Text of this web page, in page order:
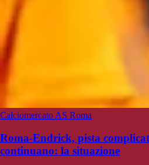
Calciomercato AS Roma
Roma-Endrick, pista
continuano: la situazione